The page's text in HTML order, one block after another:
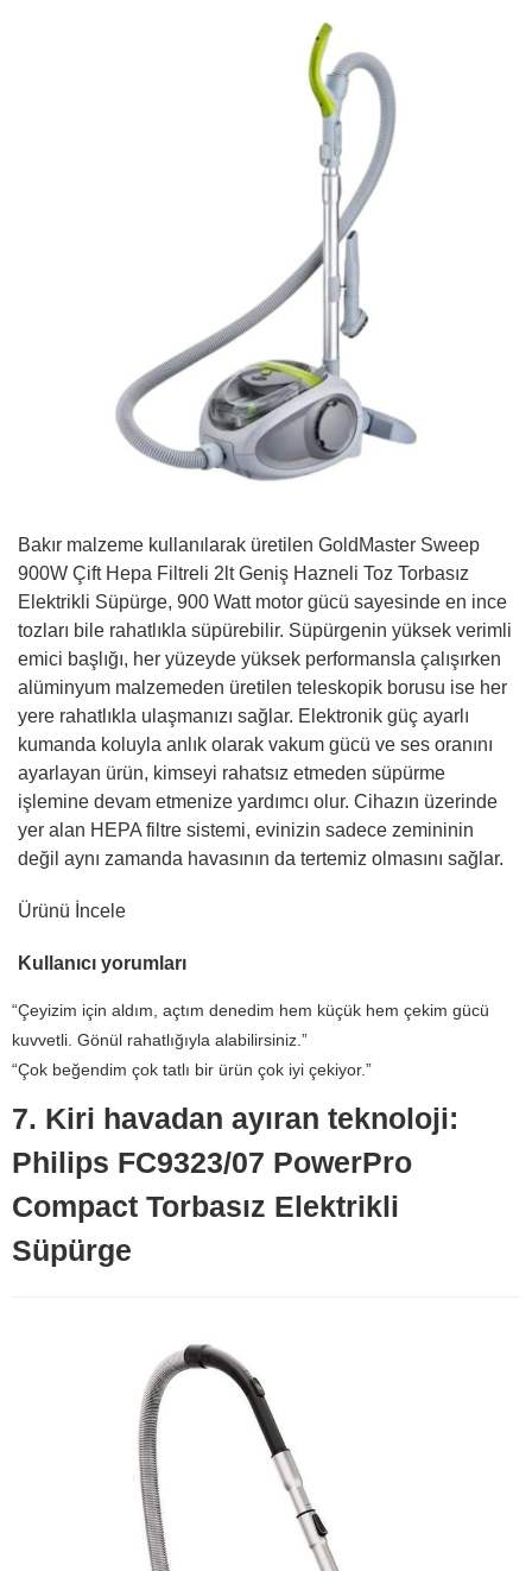
Bakır malzeme kullanılarak üretilen GoldMaster Sweep
900W Çift Hepa Filtreli 2lt Geniş Hazneli Toz Torbasız
Elektrikli Süpürge, 900 Watt motor gücü sayesinde en ince
tozları bile rahatlıkla süpürebilir. Süpürgenin yüksek verimli
emici başlığı, her yüzeyde yüksek performansla çalışırken
alüminyum malzemeden üretilen teleskopik borusu ise her
yere rahatlıkla ulaşmanızı sağlar. Elektronik güç ayarlı
kumanda koluyla anlık olarak vakum gücü ve ses oranını
ayarlayan ürün, kimseyi rahatsız etmeden süpürme
işlemine devam etmenize yardımcı olur. Cihazın üzerinde
yer alan HEPA filtre sistemi, evinizin sadece zemininin
değil aynı zamanda havasının da tertemiz olmasını sağlar.
Ürünü İncele
Kullanıcı yorumları
“Çeyizim için aldım, açtım denedim hem küçük hem çekim gücü
kuvvetli. Gönül rahatlığıyla alabilirsiniz.”
“Çok beğendim çok tatlı bir ürün çok iyi çekiyor.”
7. Kiri havadan ayıran teknoloji:
Philips FC9323/07 PowerPro
Compact Torbasız Elektrikli
Süpürge